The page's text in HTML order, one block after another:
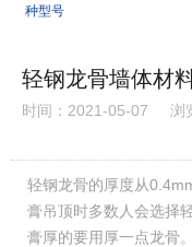
种型号
轻钢龙骨墙体材
时间：2021-05-07 浏
轻钢龙骨的厚度从
膏吊顶时多数人会选择
膏厚的要用厚一点龙骨